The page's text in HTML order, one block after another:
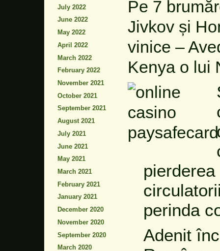
Pe 7
Jivkov și
vinice –
Kenya o lui
perinda
Adenit
July 2022
June 2022
May 2022
April 2022
March 2022
February 2022
November 2021
October 2021
September 2021
August 2021
July 2021
June 2021
May 2021
March 2021
February 2021
January 2021
December 2020
November 2020
September 2020
March 2020